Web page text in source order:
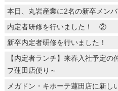
本日、丸岩産業に2名の新卒メン
内定者研修を行いました！ ②
新卒内定者研修を行いました！
【内定者ランチ】来春入社予定
プ蓮田店便り～
メガドン・キホーテ蓮田店に新